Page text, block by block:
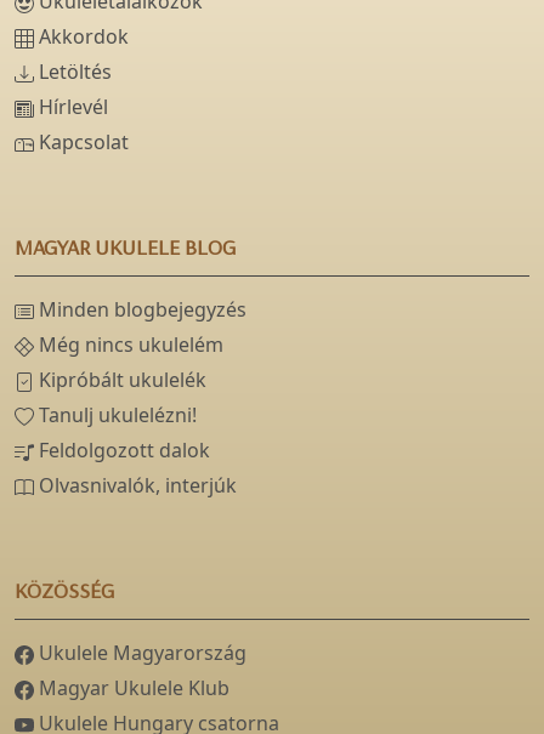
Akkordok
Letöltés
Hírlevél
Kapcsolat
MAGYAR UKULELE BLOG
Minden blogbejegyzés
Még nincs ukulelém
Kipróbált ukulelék
Tanulj ukulelézni!
Feldolgozott dalok
Olvasnivalók, interjúk
KÖZÖSSÉG
Ukulele Magyarország
Magyar Ukulele Klub
Ukulele Hungary csatorna